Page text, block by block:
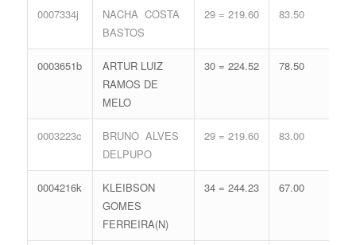
0007334j
NACHA COSTA
BASTOS
29 = 219.60 83.50
0003651b
ARTUR LUIZ
RAMOS DE
MELO
30 = 224.52 78.50
0003223c
BRUNO ALVES
DELPUPO
29 = 219.60 83.00
0004216k
KLEIBSON
GOMES
FERREIRA(N)
34 = 244.23 67.00